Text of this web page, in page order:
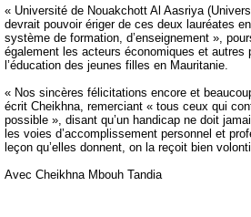
« Université de Nouakchott Al Aasriya
devrait pouvoir ériger de ces deux lauréates
système de formation, d’enseignement »,
également les acteurs économiques et autres
l’éducation des jeunes filles en Mauritanie.
« Nos sincères félicitations encore et
écrit Cheikhna, remerciant « tous ceux qui
possible », disant qu’un handicap ne doit
les voies d’accomplissement personnel et
leçon qu’elles donnent, on la reçoit bien
Avec Cheikhna Mbouh Tandia